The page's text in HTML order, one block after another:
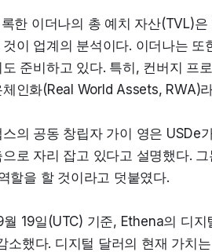
한 이더나의 총 예치 자산(TVL)
것이 업계의 분석이다. 이더나는
준비하고 있다. 특히, 컨버지 프
체인화(Real World Assets, RWA)
의 공동 창립자 가이 영은 USDe
로 자리 잡고 있다고 설명했다.
할을 할 것이라고 덧붙였다.
19일(UTC) 기준, Ethena의 디
소했다. 디지털 달러의 현재 가치